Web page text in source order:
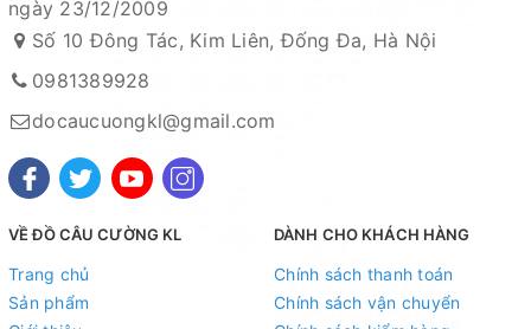
Kênh Thương mại điện tử
- Lazada:https://www.lazada.vn/shop/do-cau-cuong-
kl"
- Zalo OA: https://zalo.me/4190676579548541614
Địa chỉ cửa hàng : Số 10 Đông Tác, Kim Liên, Đống Đa,
Hà Nội
Xem bản đồ chỉ dẫn đường đi
ngày 23/12/2009
Số 10 Đông Tác, Kim Liên, Đống Đa, Hà Nội
0981389928
docaucuongkl@gmail.com
VỀ ĐỒ CÂU CƯỜNG KL
Trang chủ
Sản phẩm
DÀNH CHO KHÁCH HÀNG
Chính sách thanh toán
Chính sách vận chuyển